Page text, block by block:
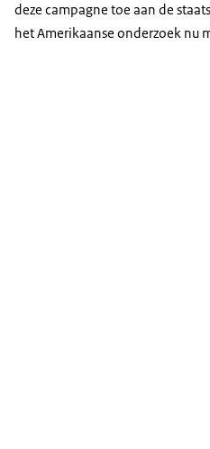
deze campagne toe aan de
het Amerikaanse onderzoek nu